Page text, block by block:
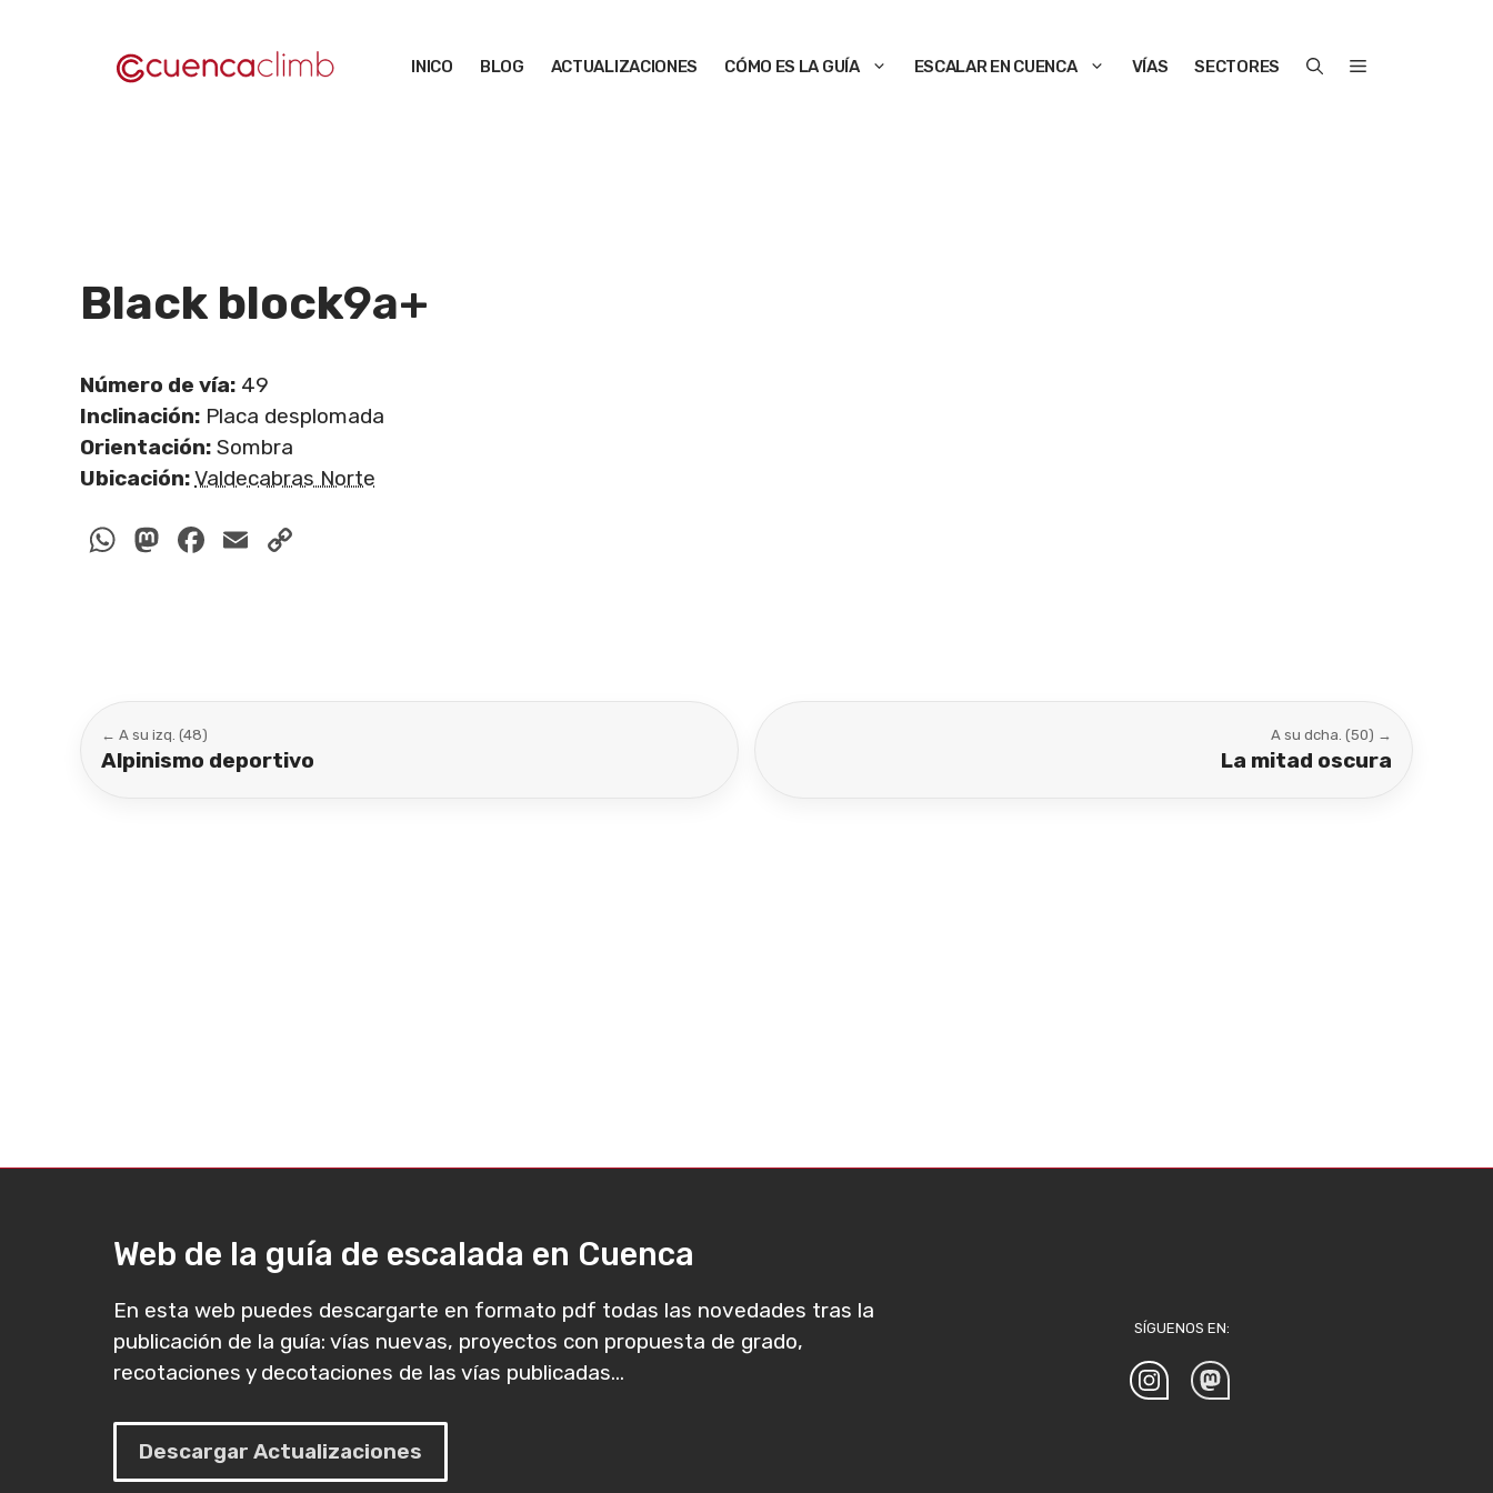
INICO BLOG ACTUALIZACIONES CÓMO ES LA GUÍA ESCALAR EN CUENCA VÍAS SECTORES
Black block9a+
Número de vía: 49
Inclinación: Placa desplomada
Orientación: Sombra
Ubicación:Valdecabras Norte
WhatsApp
Mastodon
Facebook
Email
← A su izq. (48)
Alpinismo deportivo
A su dcha. (50) →
La mitad oscura
Web de la guía de escalada en Cuenca
En esta web puedes descargarte en formato pdf todas las novedades tras la
publicación de la guía: vías nuevas, proyectos con propuesta de grado,
recotaciones y decotaciones de las vías publicadas...
Descargar Actualizaciones
SÍGUENOS EN: